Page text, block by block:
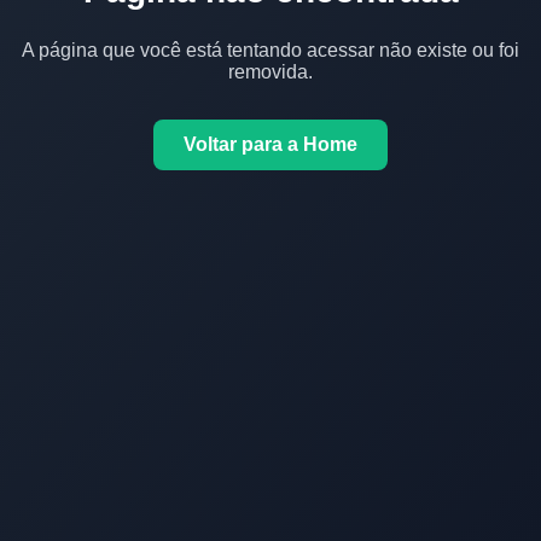
A página que você está tentando acessar não existe ou foi
removida.
Voltar para a Home